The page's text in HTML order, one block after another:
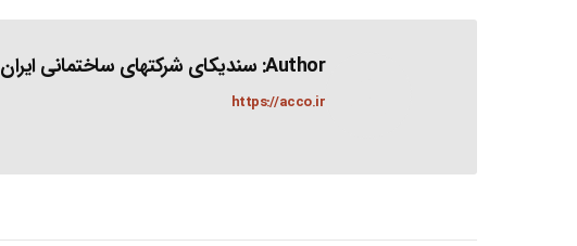
Author: سندیکای شرکتهای ساختمانی ایران
https://acco.ir